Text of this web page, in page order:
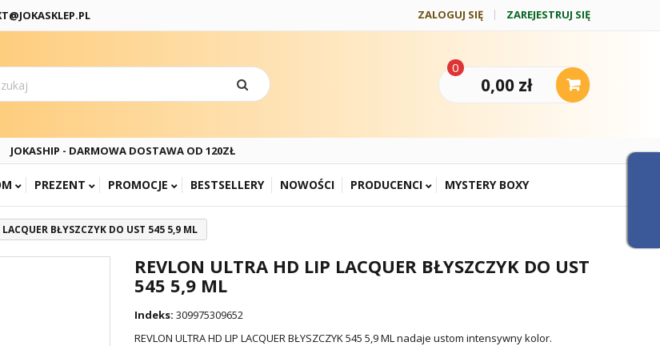
ZALOGUJ SIĘ ZAREJESTRUJ SIĘ
0
0,00 zł
JOKASHIP - DARMOWA DOSTAWA OD 120ZŁ
PREZENT PROMOCJE BESTSELLERY NOWOŚCI PRODUCENCI MYSTERY BOXY
BŁYSZCZYK DO UST 545 5,9 ML
REVLON ULTRA HD LIP LACQUER BŁYSZCZYK DO UST
545 5,9 ML
Indeks: 309975309652
REVLON ULTRA HD LIP LACQUER BŁYSZCZYK 545 5,9 ML nadaje ustom intensywny kolor.